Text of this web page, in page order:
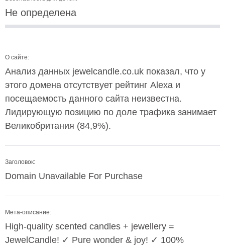
Не определена
О сайте:
Анализ данных jewelcandle.co.uk показал, что у
этого домена отсутствует рейтинг Alexa и
посещаемость данного сайта неизвестна.
Лидирующую позицию по доле трафика занимает
Великобритания (84,9%).
Заголовок:
Domain Unavailable For Purchase
Мета-описание:
High-quality scented candles + jewellery =
JewelCandle! ✓ Pure wonder & joy! ✓ 100%